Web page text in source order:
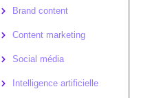
Brand content
Content marketing
Social média
Intelligence artificielle